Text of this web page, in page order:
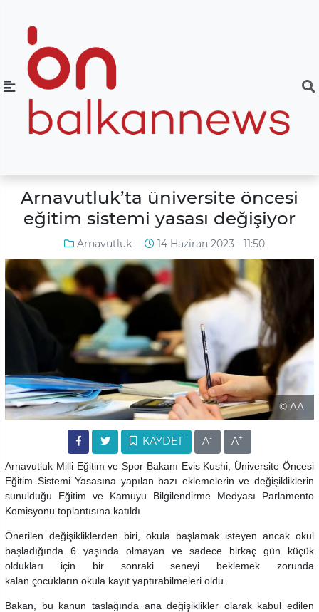
Arnavutluk’ta üniversite öncesi
eğitim sistemi yasası değişiyor
Arnavutluk 14 Haziran 2023 - 11:50
© AA
KAYDET A- A+
Arnavutluk Milli Eğitim ve Spor Bakanı Evis Kushi, Üniversite Öncesi
Eğitim Sistemi Yasasına yapılan bazı eklemelerin ve değişikliklerin
sunulduğu Eğitim ve Kamuyu Bilgilendirme Medyası Parlamento
Komisyonu toplantısına katıldı.
Önerilen değişikliklerden biri, okula başlamak isteyen ancak okul
başladığında 6 yaşında olmayan ve sadece birkaç gün küçük
oldukları için bir sonraki seneyi beklemek zorunda
kalan çocukların okula kayıt yaptırabilmeleri oldu.
Bakan, bu kanun taslağında ana değişiklikler olarak kabul edilen